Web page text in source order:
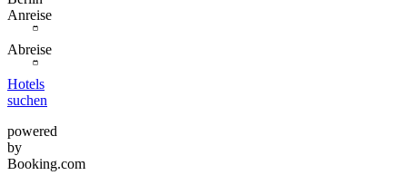
Anreise
Abreise
Hotels
suchen
powered
by
Booking.com